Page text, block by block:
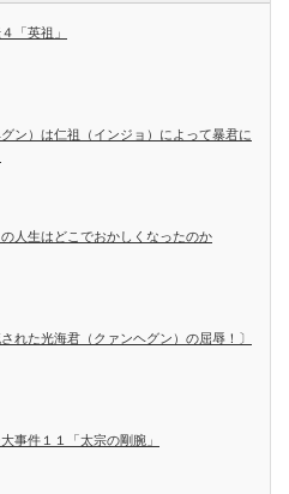
「英祖」
ン）は仁祖（インジョ）によって暴君に
人生はどこでおかしくなったのか
れた光海君（クァンヘグン）の屈辱！〕
事件１１「太宗の剛腕」